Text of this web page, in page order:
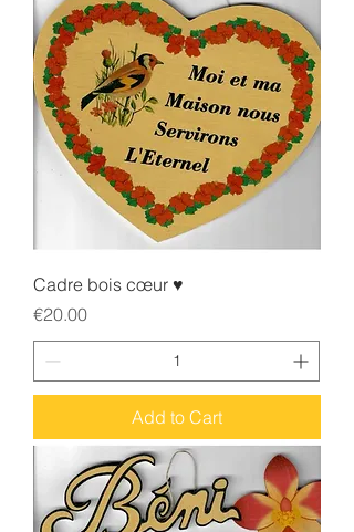
Cadre bois cœur ♥️
Price
€20.00
Add to Cart